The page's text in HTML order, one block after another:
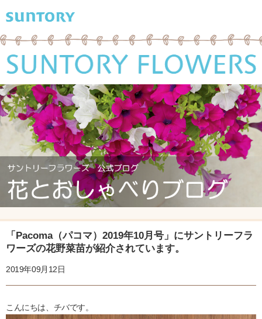
「Pacoma（パコマ）2019年10月号」にサントリーフラ
ワーズの花野菜苗が紹介されています。
2019年09月12日
こんにちは、チバです。